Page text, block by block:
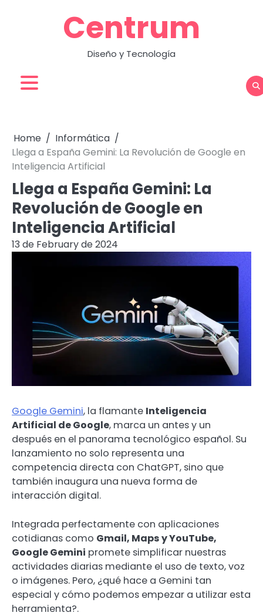
Centrum
Diseño y Tecnología
Home
Informática
Llega a España Gemini: La Revolución de Google en
Inteligencia Artificial
Llega a España Gemini: La
Revolución de Google en
Inteligencia Artificial
13 de February de 2024
Google Gemini, la flamante Inteligencia
Artificial de Google, marca un antes y un
después en el panorama tecnológico español. Su
lanzamiento no solo representa una
competencia directa con ChatGPT, sino que
también inaugura una nueva forma de
interacción digital.
Integrada perfectamente con aplicaciones
cotidianas como Gmail, Maps y YouTube,
Google Gemini promete simplificar nuestras
actividades diarias mediante el uso de texto, voz
o imágenes. Pero, ¿qué hace a Gemini tan
especial y cómo podemos empezar a utilizar esta
herramienta?.